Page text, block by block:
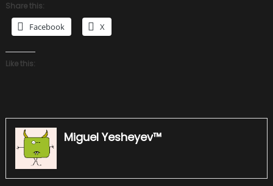
Share this:
Facebook X
Like this:
Miguel Yesheyev™